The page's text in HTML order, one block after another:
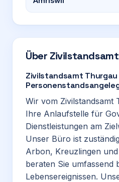
Über
Zivilstandsamt
Wir vom Zivilstandsamt
Ihre Anlaufstelle für
Dienstleistungen am
Unser Büro ist
Arbon, Kreuzlingen
beraten Sie umfassend
Lebensereignissen.